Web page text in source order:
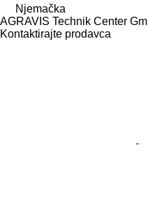
Njemačka
AGRAVIS Technik Center
Kontaktirajte prodavca